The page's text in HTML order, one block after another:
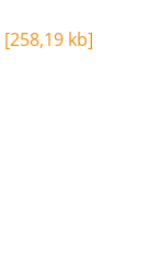
[258,19 kb]